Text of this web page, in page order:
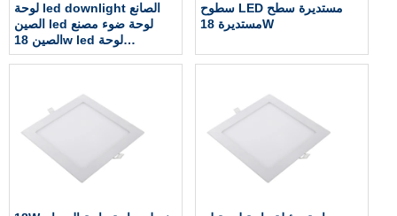
لوحة led downlight الصانع
الصين led لوحة ضوء مصنع
الصين 18w led لوحة
downlight مصنع
سطوح LED مستديرة سطح
مستديرة 18W